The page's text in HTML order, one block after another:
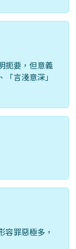
扼要，但意義
言淺意深」
罪惡極多，